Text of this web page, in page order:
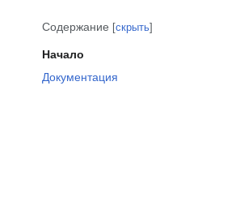
Содержание скрыть
Начало
Документация